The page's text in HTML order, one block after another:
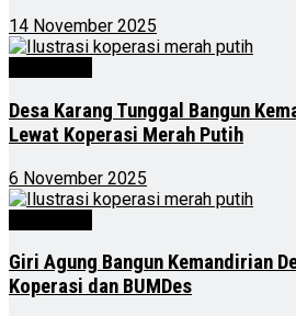
14 November 2025
Desa Karang Tunggal Bangun
Lewat Koperasi Merah Putih
6 November 2025
Giri Agung Bangun Kemandirian
Koperasi dan BUMDes